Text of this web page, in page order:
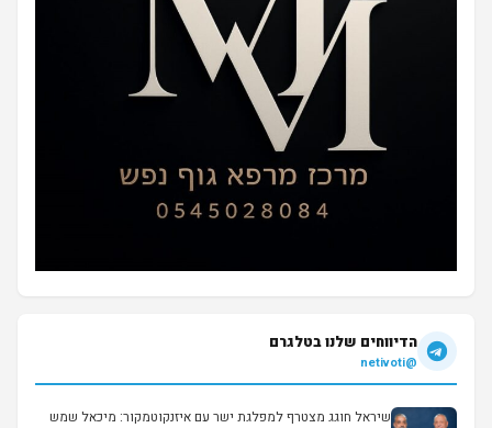
הדיווחים שלנו בטלגרם
@netivoti
שיראל חוגג מצטרף למפלגת ישר עם איזנקוטמקור: מיכאל שמש